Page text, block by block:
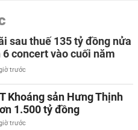
sau thuế 135 tỷ đồng nửa
concert vào cuối năm
trước
Khoáng sản Hưng Thịnh
1.500 tỷ đồng
trước